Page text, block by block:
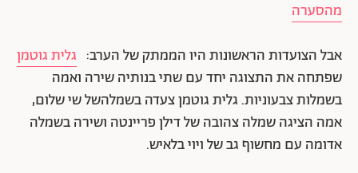
מהסערה
אבל הצועדות הראשונות היו הממתק של הערב: גלית גוטמן
שפתחה את התצוגה יחד עם שתי בנותיה שירה ואמה
בשמלות צבעוניות. גלית גוטמן צעדה בשמלהשל שי שלום,
אמה הציגה שמלה צהובה של דילן פריינטה ושירה בשמלה
אדומה עם מחשוף גב של ויוי בלאיש.